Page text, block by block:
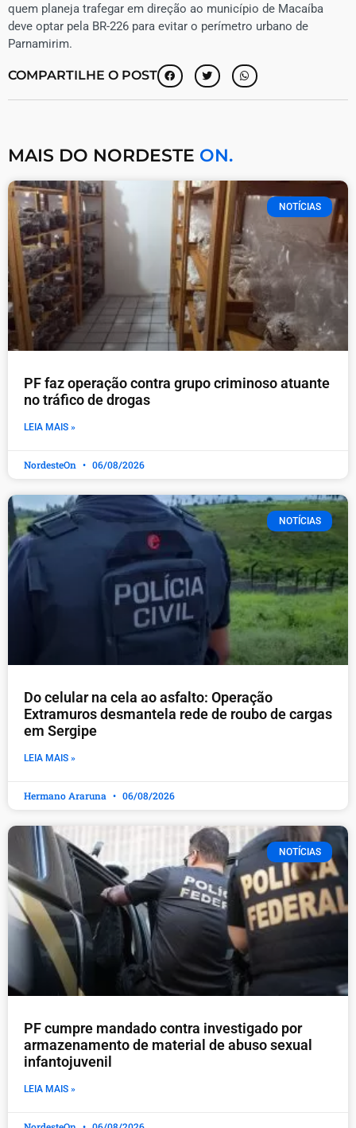
quem planeja trafegar em direção ao município de Macaíba
deve optar pela BR-226 para evitar o perímetro urbano de
Parnamirim.
COMPARTILHE O POST
MAIS DO NORDESTE ON.
NOTÍCIAS
PF faz operação contra grupo criminoso atuante
no tráfico de drogas
LEIA MAIS »
NordesteOn 06/08/2026
NOTÍCIAS
Do celular na cela ao asfalto: Operação
Extramuros desmantela rede de roubo de cargas
em Sergipe
LEIA MAIS »
Hermano Araruna 06/08/2026
NOTÍCIAS
PF cumpre mandado contra investigado por
armazenamento de material de abuso sexual
infantojuvenil
LEIA MAIS »